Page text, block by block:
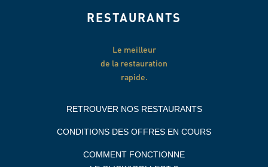
RESTAURANTS
Le meilleur
de la restauration
rapide.
RETROUVER NOS RESTAURANTS
CONDITIONS DES OFFRES EN COURS
COMMENT FONCTIONNE